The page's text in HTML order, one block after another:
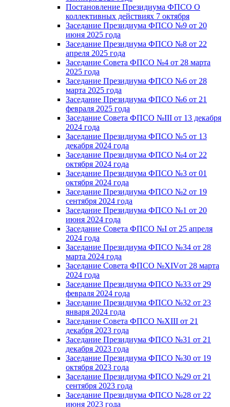
Постановление Президиума ФПСО О
коллективных действиях 7 октября
Заседание Президиума ФПСО №9 от 20
июня 2025 года
Заседание Президиума ФПСО №8 от 22
апреля 2025 года
Заседание Совета ФПСО №4 от 28 марта
2025 года
Заседание Президиума ФПСО №6 от 28
марта 2025 года
Заседание Президиума ФПСО №6 от 21
февраля 2025 года
Заседание Совета ФПСО №III от 13 декабря
2024 года
Заседание Президиума ФПСО №5 от 13
декабря 2024 года
Заседание Президиума ФПСО №4 от 22
октября 2024 года
Заседание Президиума ФПСО №3 от 01
октября 2024 года
Заседание Президиума ФПСО №2 от 19
сентября 2024 года
Заседание Президиума ФПСО №1 от 20
июня 2024 года
Заседание Совета ФПСО №I от 25 апреля
2024 года
Заседание Президиума ФПСО №34 от 28
марта 2024 года
Заседание Совета ФПСО №XIVот 28 марта
2024 года
Заседание Президиума ФПСО №33 от 29
февраля 2024 года
Заседание Президиума ФПСО №32 от 23
января 2024 года
Заседание Совета ФПСО №XIII от 21
декабря 2023 года
Заседание Президиума ФПСО №31 от 21
декабря 2023 года
Заседание Президиума ФПСО №30 от 19
октября 2023 года
Заседание Президиума ФПСО №29 от 21
сентября 2023 года
Заседание Президиума ФПСО №28 от 22
июня 2023 года